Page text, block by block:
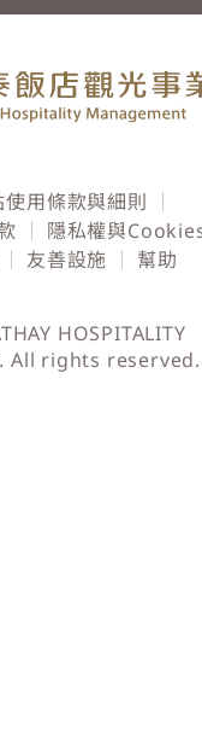
使用條款與細則
隱私權與
友善設施 幫助
HOSPITALITY
All rights reserved.